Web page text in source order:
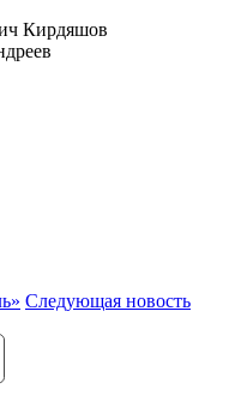
Кирдяшов
Следующая новость